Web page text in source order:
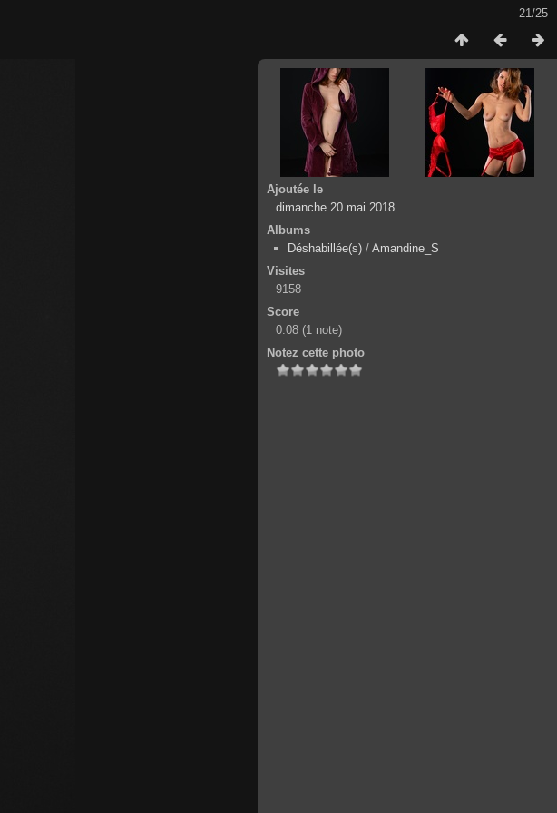
21/25
Ajoutée le
dimanche 20 mai 2018
Albums
Déshabillée(s) / Amandine_S
Visites
9158
Score
0.08 (1 note)
Notez cette photo